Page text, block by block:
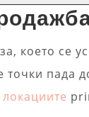
което се
пада
локациите